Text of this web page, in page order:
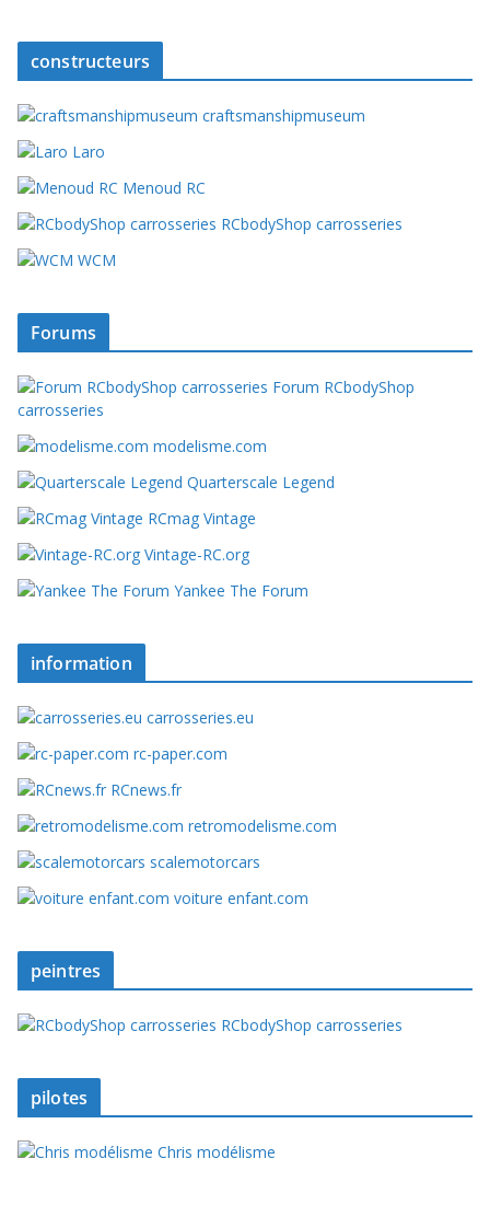
constructeurs
craftsmanshipmuseum
Laro
Menoud RC
RCbodyShop carrosseries
WCM
Forums
Forum RCbodyShop
carrosseries
modelisme.com
Quarterscale Legend
RCmag Vintage
Vintage-RC.org
Yankee The Forum
information
carrosseries.eu
rc-paper.com
RCnews.fr
retromodelisme.com
scalemotorcars
voiture enfant.com
peintres
RCbodyShop carrosseries
pilotes
Chris modélisme